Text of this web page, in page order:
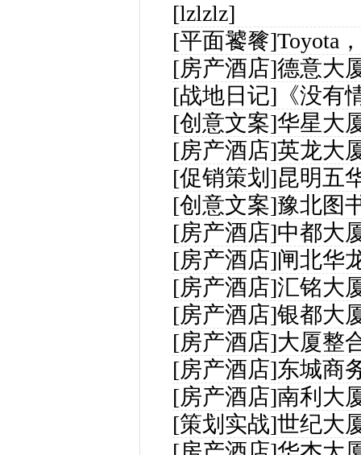
[lzlzlz]
[平面饕餮]Toyota
[房产酒店]德意大
[战地日记] 《没
[创意文案]华星大
[房产酒店]英龙大
[促销策划]昆明五
[创意文案]豫北图
[房产酒店]中都大
[房产酒店]闸北华
[房产酒店]汇铭大
[房产酒店]银都大
[房产酒店]大厦整
[房产酒店]东城商
[房产酒店]南利大
[策划实战]世纪大